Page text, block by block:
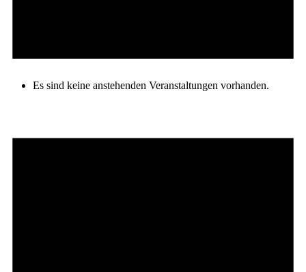
Es sind keine anstehenden Veranstaltungen vorhanden.